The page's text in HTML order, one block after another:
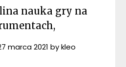
nauka gry na
marca 2021 bykleo